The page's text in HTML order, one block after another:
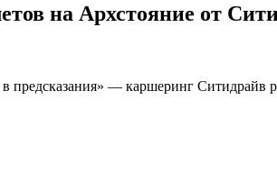
на Архстояние от
— каршеринг Ситидрайв